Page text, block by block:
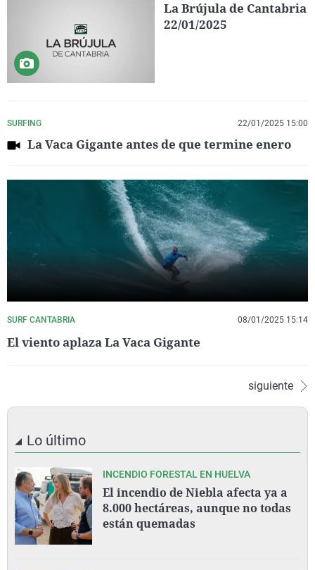
La Brújula de Cantabria
22/01/2025
SURFING 22/01/2025 15:00
La Vaca Gigante antes de que termine enero
SURF CANTABRIA 08/01/2025 15:14
El viento aplaza La Vaca Gigante
siguiente
Lo último
INCENDIO FORESTAL EN HUELVA
El incendio de Niebla afecta ya a
8.000 hectáreas, aunque no todas
están quemadas